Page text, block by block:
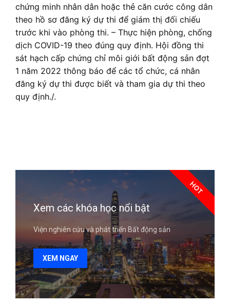
chứng minh nhân dân hoặc thẻ căn cước công dân
theo hồ sơ đăng ký dự thi để giám thị đối chiếu
trước khi vào phòng thi. – Thực hiện phòng, chống
dịch COVID-19 theo đúng quy định. Hội đồng thi
sát hạch cấp chứng chỉ môi giới bất động sản đợt
1 năm 2022 thông báo để các tổ chức, cá nhân
đăng ký dự thi được biết và tham gia dự thi theo
quy định./.
Xem các khóa học nổi bật
Viện nghiên cứu và phát triển Bất động sản
XEM NGAY
HOT